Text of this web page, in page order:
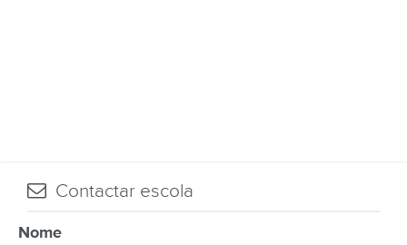
Contactar escola
Nome